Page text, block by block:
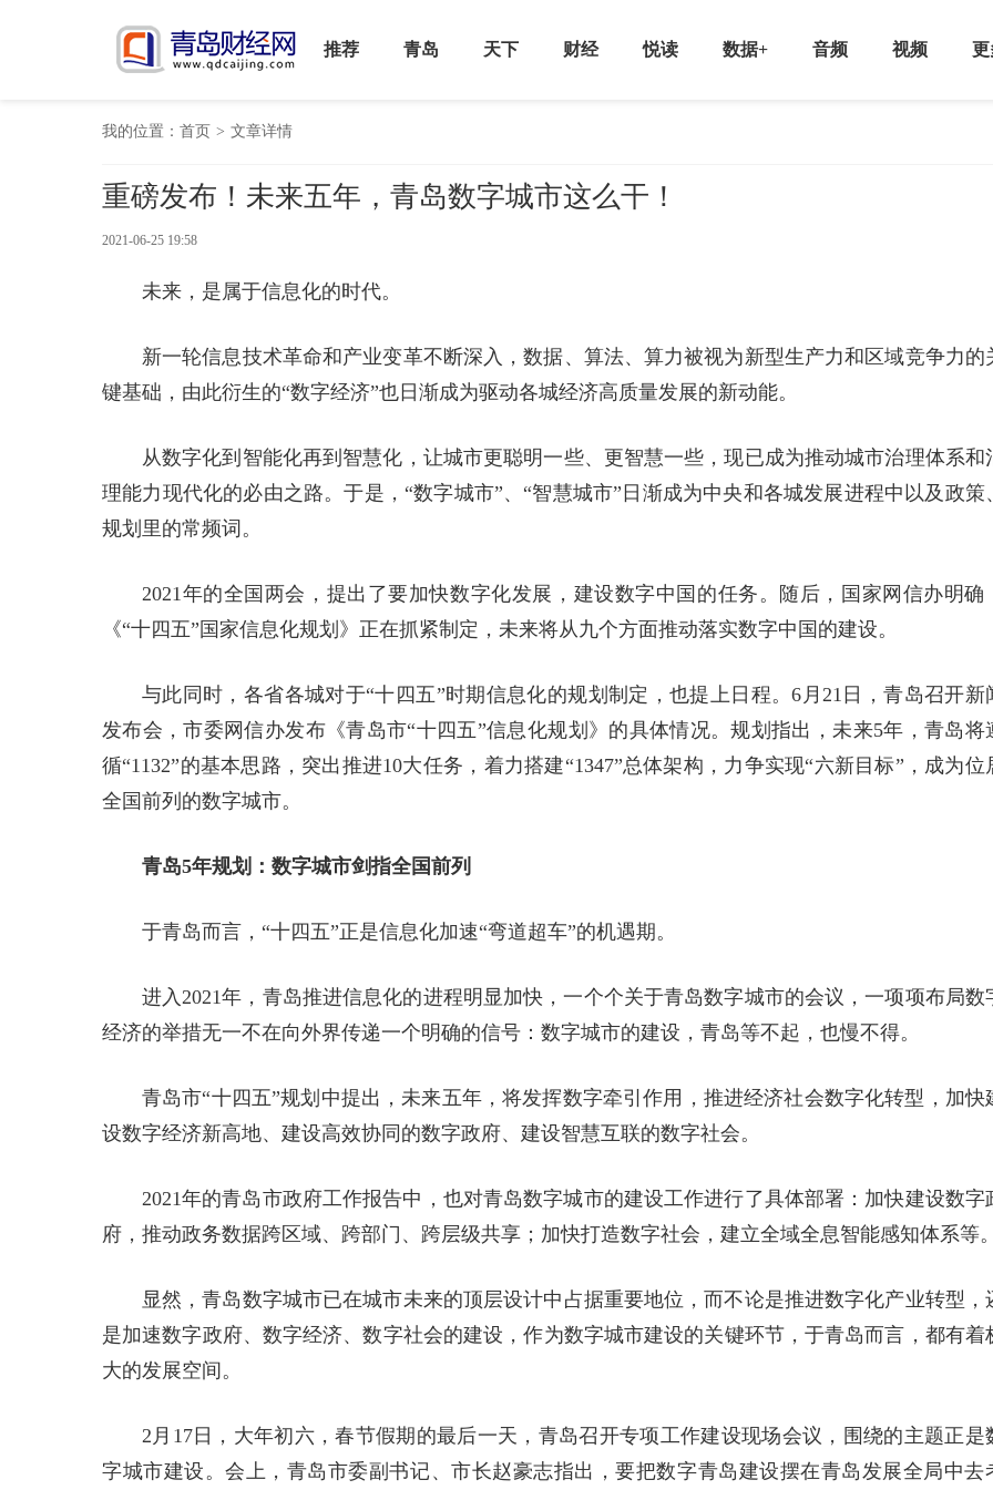
推荐 青岛 天下 财经 悦读 数据+ 音频 视频 更
我的位置： 首页 > 文章详情
重磅发布！未来五年，青岛数字城市这么干！
2021-06-25 19:58
未来，是属于信息化的时代。
新一轮信息技术革命和产业变革不断深入，数据、算法、算力被视为新型生产力和区域竞争力的
键基础，由此衍生的“数字经济”也日渐成为驱动各城经济高质量发展的新动能。
从数字化到智能化再到智慧化，让城市更聪明一些、更智慧一些，现已成为推动城市治理体系和
理能力现代化的必由之路。于是，“数字城市”、“智慧城市”日渐成为中央和各城发展进程中以及政策、
规划里的常频词。
2021年的全国两会，提出了要加快数字化发展，建设数字中国的任务。随后，国家网信办明确
《“十四五”国家信息化规划》正在抓紧制定，未来将从九个方面推动落实数字中国的建设。
与此同时，各省各城对于“十四五”时期信息化的规划制定，也提上日程。6月21日，青岛召开新
发布会，市委网信办发布《青岛市“十四五”信息化规划》的具体情况。规划指出，未来5年，青岛将
循“1132”的基本思路，突出推进10大任务，着力搭建“1347”总体架构，力争实现“六新目标”，成为位
全国前列的数字城市。
青岛5年规划：数字城市剑指全国前列
于青岛而言，“十四五”正是信息化加速“弯道超车”的机遇期。
进入2021年，青岛推进信息化的进程明显加快，一个个关于青岛数字城市的会议，一项项布局数
经济的举措无一不在向外界传递一个明确的信号：数字城市的建设，青岛等不起，也慢不得。
青岛市“十四五”规划中提出，未来五年，将发挥数字牵引作用，推进经济社会数字化转型，加快
设数字经济新高地、建设高效协同的数字政府、建设智慧互联的数字社会。
2021年的青岛市政府工作报告中，也对青岛数字城市的建设工作进行了具体部署：加快建设数字
府，推动政务数据跨区域、跨部门、跨层级共享；加快打造数字社会，建立全域全息智能感知体系等。
显然，青岛数字城市已在城市未来的顶层设计中占据重要地位，而不论是推进数字化产业转型，
是加速数字政府、数字经济、数字社会的建设，作为数字城市建设的关键环节，于青岛而言，都有着
大的发展空间。
2月17日，大年初六，春节假期的最后一天，青岛召开专项工作建设现场会议，围绕的主题正是
字城市建设。会上，青岛市委副书记、市长赵豪志指出，要把数字青岛建设摆在青岛发展全局中去